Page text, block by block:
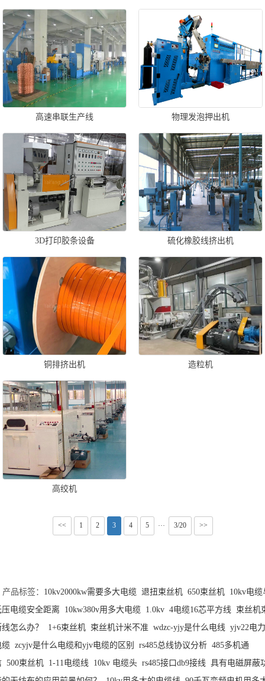
高速串联生产线 物理发泡押出机
3D打印胶条设备 硫化橡胶线挤出机
铜排挤出机 造粒机
高绞机
<< 1 2 3 4 5 ··· 3/20 >>
产品标签： 10kv2000kw需要多大电缆 退扭束丝机 650束丝机 10kv电缆
压电缆安全距离
10kw380v用多大电缆 1.0kv 4电缆16芯平方线
束丝机
怎么办？
1+6束丝机 束丝机计米不准 wdzc-yjy是什么电线
yjv22电
缆 zcyjv是什么电缆和yjv电缆的区别 rs485总线协议分析 485多机通
500束丝机 1-11电缆线 10kv 电缆头 rs485接口db9接线
具有电磁屏蔽